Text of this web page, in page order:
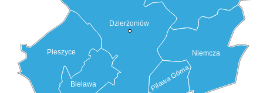
Pieszyce
Bielawa
Niemcza
Piława Górna
Dzierżoniów